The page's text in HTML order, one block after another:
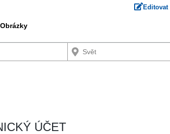
Editovat
Obrázky
ÚČET